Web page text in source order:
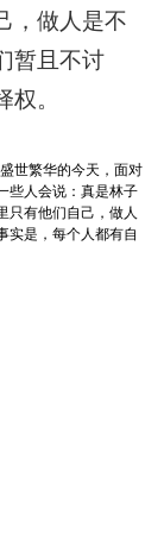
，做人是不
暂且不讨
。